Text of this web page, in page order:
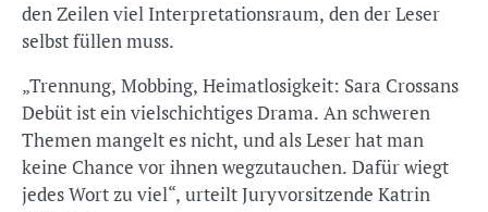
den Zeilen viel Interpretationsraum, den der Leser
selbst füllen muss.
„Trennung, Mobbing, Heimatlosigkeit: Sara Crossans
Debüt ist ein vielschichtiges Drama. An schweren
Themen mangelt es nicht, und als Leser hat man
keine Chance vor ihnen wegzutauchen. Dafür wiegt
jedes Wort zu viel“, urteilt Juryvorsitzende Katrin